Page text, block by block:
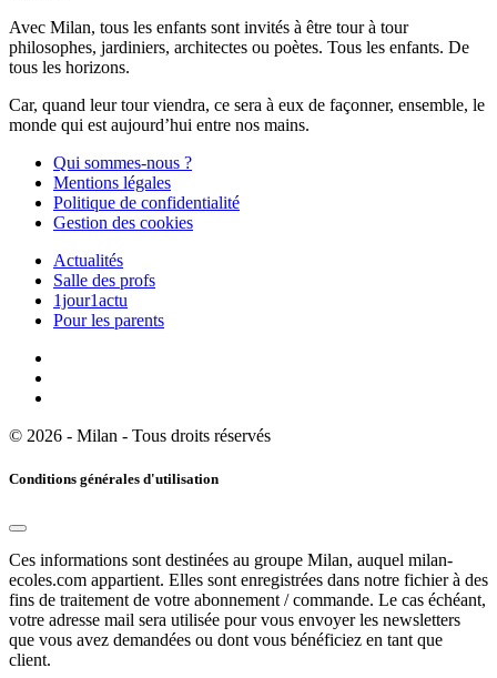
Avec Milan, tous les enfants sont invités à être tour à tour
philosophes, jardiniers, architectes ou poètes. Tous les enfants. De
tous les horizons.
Car, quand leur tour viendra, ce sera à eux de façonner, ensemble, le
monde qui est aujourd’hui entre nos mains.
Qui sommes-nous ?
Mentions légales
Politique de confidentialité
Gestion des cookies
Actualités
Salle des profs
1jour1actu
Pour les parents
© 2026 - Milan - Tous droits réservés
Conditions générales d'utilisation
Ces informations sont destinées au groupe Milan, auquel milan-
ecoles.com appartient. Elles sont enregistrées dans notre fichier à des
fins de traitement de votre abonnement / commande. Le cas échéant,
votre adresse mail sera utilisée pour vous envoyer les newsletters
que vous avez demandées ou dont vous bénéficiez en tant que
client.